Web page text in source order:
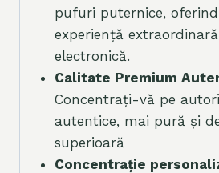
pufuri puternice,
experiență
electronică.
Calitate Premium
Concentrați-vă pe
autentice, mai pură și
superioară
Concentrație